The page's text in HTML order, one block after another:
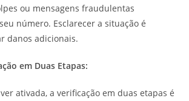
ou mensagens fraudulentas
número. Esclarecer a situação é
danos adicionais.
em Duas Etapas:
ativada, a verificação em duas etapas é